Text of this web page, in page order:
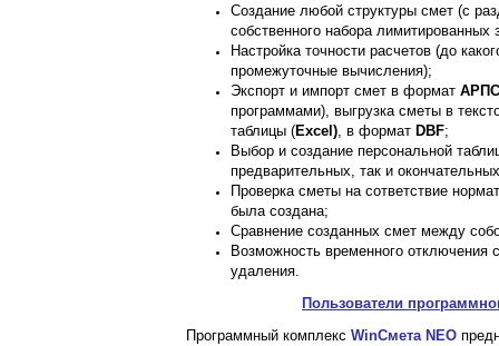
Создание любой структуры смет (с
собственного набора
Настройка точности расчетов (до
промежуточные вычисления);
Экспорт и импорт смет в формат
программами), выгрузка сметы в
таблицы (Excel), в формат DBF;
Выбор и создание персональной
предварительных, так и
Проверка сметы на сответствие
была создана;
Сравнение созданных смет между
Возможность временного отключения
удаления.
Пользователи
Программный комплекс WinСмета NEO